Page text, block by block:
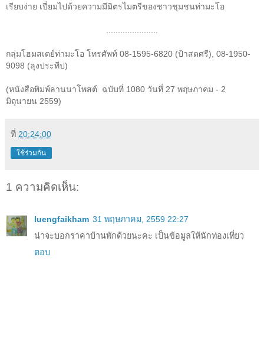
เรียบง่าย เปี่ยมไปด้วยความมีมิตรไมตรีของชาวชุมชนท่ามะโอ
กลุ่มโฮมสเตย์ท่ามะโอ โทรศัพท์ 08-1595-6820 (ป้าสดศรี), 08-1950-
9098 (ลุงประทีป)
(หนังสือพิมพ์ลานนาโพสต์ ฉบับที่ 1080 วันที่ 27 พฤษภาคม - 2
มิถุนายน 2559)
ที่ 20:24:00
ใช้ร่วมกัน
1 ความคิดเห็น:
luengfaikham 31 พฤษภาคม, 2559 22:27
น่าจะบอกราคาบ้านพักด้วยนะคะ เป็นข้อมูลให้นักท่องเที่ยว
ตอบ